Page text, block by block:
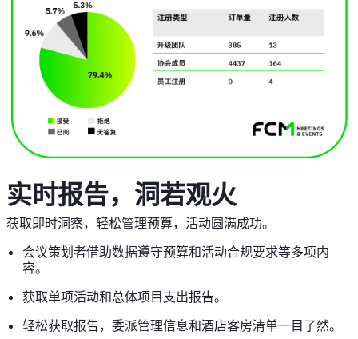
实时报告，洞若观火
获取即时洞察，轻松管理预算，活动圆满成功。
会议策划者借助数据遵守预算和活动合规要求等多项内
容。
获取单项活动和总体项目支出报告。
轻松获取报告，委派管理信息和酒店客房清单一目了然。